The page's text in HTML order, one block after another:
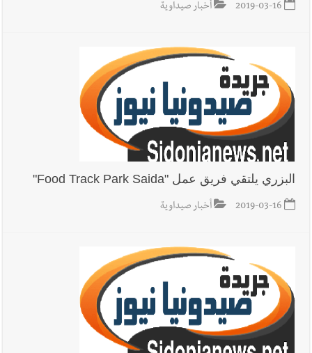
2019-03-16 أخبار صيداوية
البزري يلتقي فريق عمل "Food Track Park Saida"
2019-03-16 أخبار صيداوية